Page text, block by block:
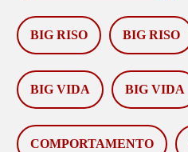
BIG RISO BIG RISO
BIG VIDA BIG VIDA
COMPORTAMENTO